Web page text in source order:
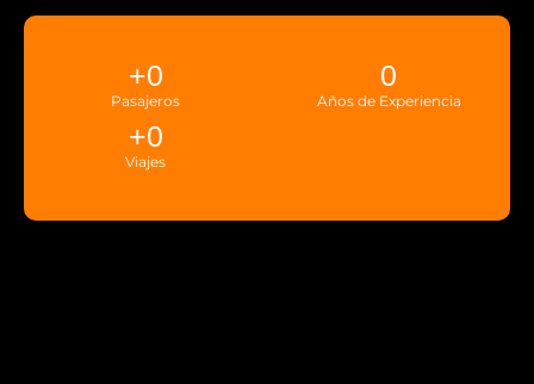
Pasajeros
+0
Años de Experiencia
0
Viajes
+0